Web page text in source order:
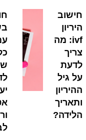
חישוב
היריון
ivf: מה
צריך
לדעת
על גיל
ההיריון
ותאריך
הלידה?